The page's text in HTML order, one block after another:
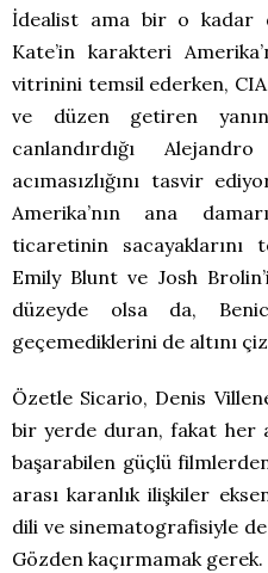
İdealist ama bir o kadar
Kate’in karakteri
vitrinini temsil ederken, CIA
ve düzen getiren
canlandırdığı
acımasızlığını tasvir
Amerika’nın ana
ticaretinin sacayaklarını
Emily Blunt ve Josh
düzeyde olsa da,
geçemediklerini de altını
Özetle Sicario, Denis
bir yerde duran, fakat her
başarabilen güçlü
arası karanlık ilişkiler
dili ve sinematografisiyle de
Gözden kaçırmamak gerek.